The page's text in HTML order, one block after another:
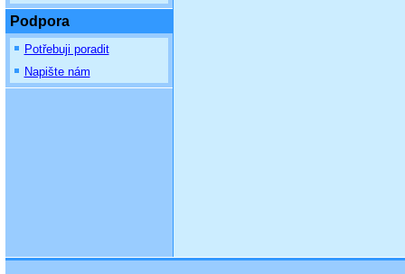
Podpora
Potřebuji poradit
Napište nám